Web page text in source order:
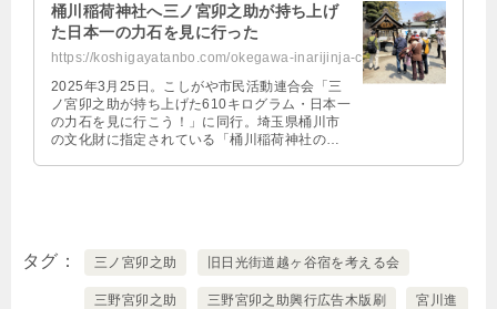
桶川稲荷神社へ三ノ宮卯之助が持ち上げ
た日本一の力石を見に行った
https://koshigayatanbo.com/okegawa-inarijinja-chikaraishi/
2025年3月25日。こしがや市民活動連合会「三
ノ宮卯之助が持ち上げた610キログラム・日本一
の力石を見に行こう！」に同行。埼玉県桶川市
の文化財に指定されている「桶川稲荷神社の力
タグ 三ノ宮卯之助 旧日光街道越ヶ谷宿を考える会
三野宮卯之助 三野宮卯之助興行広告木版刷 宮川進